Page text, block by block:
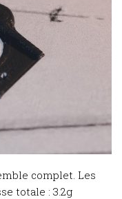
complet. Les
totale : 3.2g